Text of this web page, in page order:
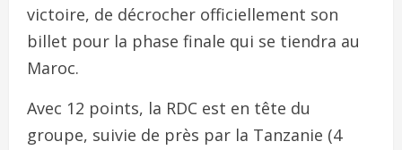
victoire, de décrocher officiellement son
billet pour la phase finale qui se tiendra au
Maroc.
Avec 12 points, la RDC est en tête du
groupe, suivie de près par la Tanzanie (4